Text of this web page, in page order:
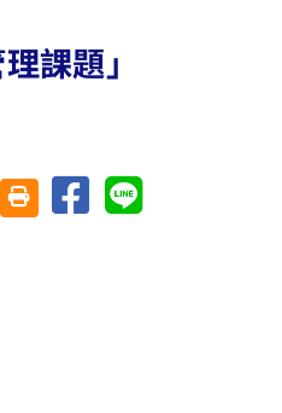
課題」
友善列印(另開視窗)
分享至臉書分享至 Line